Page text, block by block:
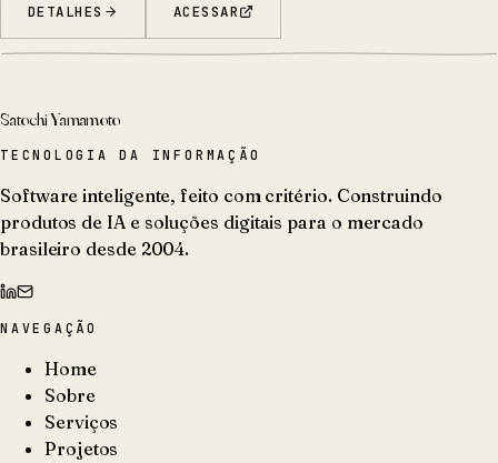
DETALHES ACESSAR
Satochi Yamamoto
TECNOLOGIA DA INFORMAÇÃO
Software inteligente, feito com critério. Construindo
produtos de IA e soluções digitais para o mercado
brasileiro desde 2004.
NAVEGAÇÃO
Home
Sobre
Serviços
Projetos